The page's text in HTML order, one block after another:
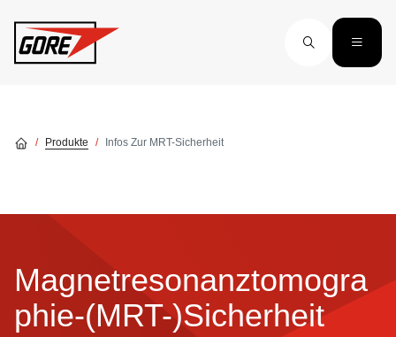
Produkte Infos Zur MRT-Sicherheit
Magnetresonanztomogra
phie-(MRT-)Sicherheit